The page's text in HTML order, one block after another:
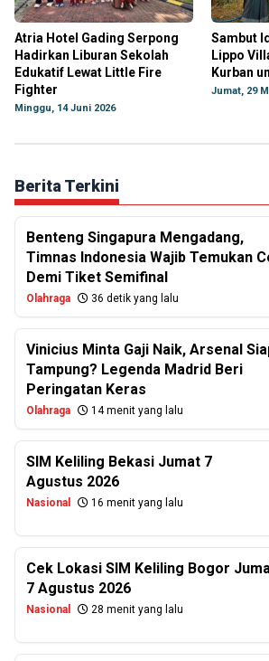
Atria Hotel Gading Serpong
Hadirkan Liburan Sekolah
Edukatif Lewat Little Fire
Fighter
Minggu, 14 Juni 2026
Sambut
Lippo
Kurban
Jumat, 29
Berita Terkini
Benteng Singapura Mengadang,
Timnas Indonesia Wajib Temukan
Demi Tiket Semifinal
Olahraga 36 detik yang lalu
Vinicius Minta Gaji Naik, Arsenal
Tampung? Legenda Madrid Beri
Peringatan Keras
Olahraga 14 menit yang lalu
SIM Keliling Bekasi Jumat 7
Agustus 2026
Nasional 16 menit yang lalu
Cek Lokasi SIM Keliling Bogor
7 Agustus 2026
Nasional 28 menit yang lalu